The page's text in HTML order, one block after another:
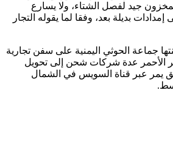
جيد لفصل الشتاء، ولا يسارع
بديلة بعد، وفقا لما يقوله التجار
جماعة الحوثي اليمنية على سفن تجارية
الأحمر عدة شركات شحن إلى تحويل
يمر عبر قناة السويس في الشمال